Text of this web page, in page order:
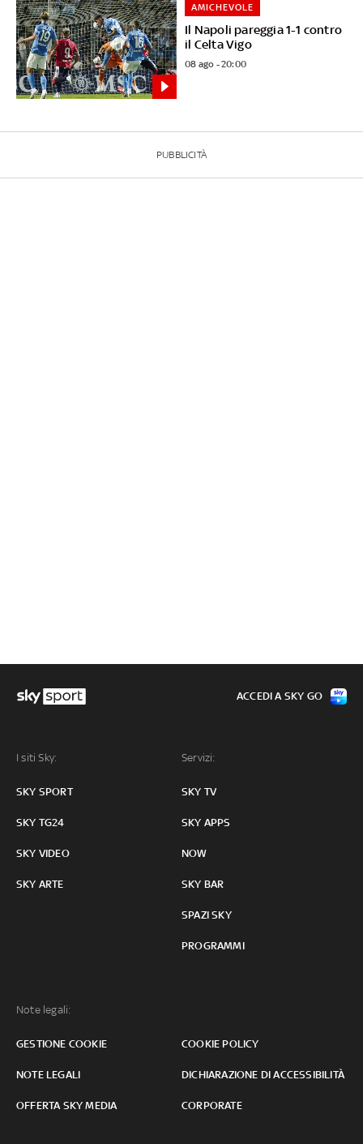
Il Napoli pareggia 1-1 contro
il Celta Vigo
AMICHEVOLE
08 ago - 20:00
PUBBLICITÀ
I siti Sky:
SKY SPORT
SKY TG24
SKY VIDEO
SKY ARTE
Servizi:
SKY TV
SKY APPS
NOW
SKY BAR
SPAZI SKY
PROGRAMMI
Note legali:
GESTIONE COOKIE COOKIE POLICY
NOTE LEGALI DICHIARAZIONE DI ACCESSIBILITÀ
OFFERTA SKY MEDIA CORPORATE
ACCEDI A SKY GO